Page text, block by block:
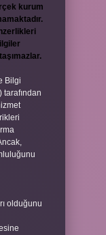
kurum
Bilgi
olduğunu